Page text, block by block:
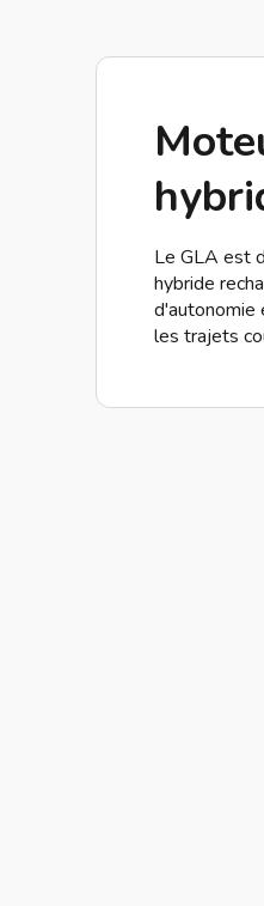
Le GLA est
hybride
d'autonomie
les trajets